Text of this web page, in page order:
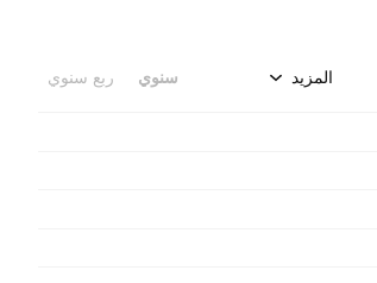
سنوي ربع سنوي المزيد